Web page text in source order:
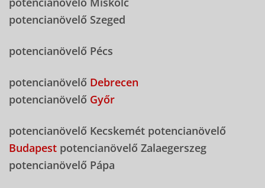
potencianövelő Szeged
potencianövelő Pécs
potencianövelő Debrecen
potencianövelő Győr
potencianövelő Kecskemét potencianövelő
Budapest potencianövelő Zalaegerszeg
potencianövelő Pápa